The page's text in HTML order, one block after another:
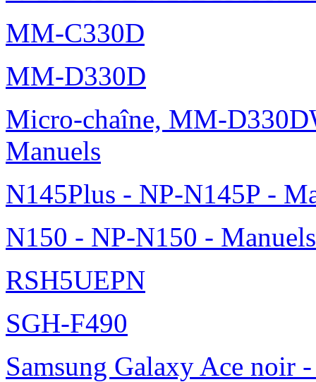
MM-C330D
MM-D330D
Micro-chaîne, MM-
Manuels
N145Plus - NP-N145P -
N150 - NP-N150 - Manuels
RSH5UEPN
SGH-F490
Samsung Galaxy Ace noir